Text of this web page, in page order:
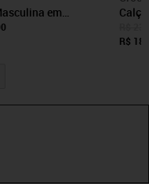
em
Slim Chino com
R$